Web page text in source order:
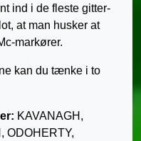
ind i de fleste gitter-
at man husker at
markører.
kan du tænke i to
KAVANAGH,
ODOHERTY,